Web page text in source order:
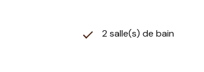
2 salle(s) de bain